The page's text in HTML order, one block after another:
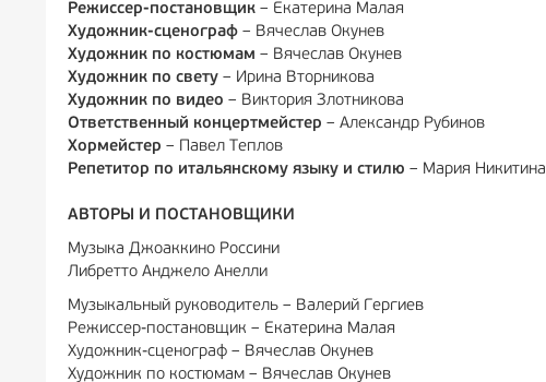
Режиссер-постановщик – Екатерина Малая
Художник-сценограф – Вячеслав Окунев
Художник по костюмам – Вячеслав Окунев
Художник по свету – Ирина Вторникова
Художник по видео – Виктория Злотникова
Ответственный концертмейстер – Александр Рубинов
Хормейстер – Павел Теплов
Репетитор по итальянскому языку и стилю – Мария Никитина
АВТОРЫ И ПОСТАНОВЩИКИ
Музыка Джоаккино Россини
Либретто Анджело Анелли
Музыкальный руководитель – Валерий Гергиев
Режиссер-постановщик – Екатерина Малая
Художник-сценограф – Вячеслав Окунев
Художник по костюмам – Вячеслав Окунев